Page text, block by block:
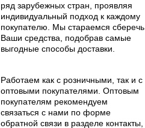
ряд зарубежных стран, проявляя
индивидуальный подход к каждому
покупателю. Мы стараемся сберечь
Ваши средства, подобрав самые
выгодные способы доставки.
Работаем как с розничными, так и с
оптовыми покупателями. Оптовым
покупателям рекомендуем
связаться с нами по форме
обратной связи в разделе контакты,